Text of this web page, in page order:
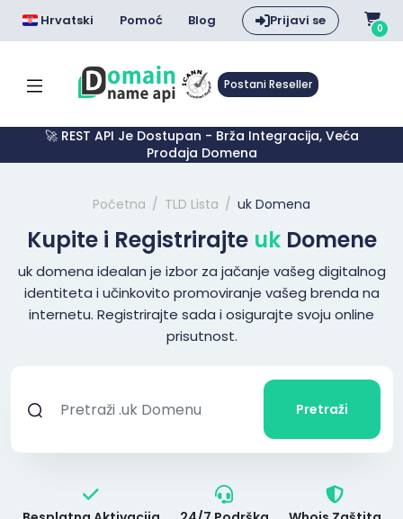
Hrvatski Pomoć Blog Prijavi se 0
Postani Reseller
🚀 REST API Je Dostupan - Brža Integracija, Veća
Prodaja Domena
Početna TLD Lista uk Domena
Kupite i Registrirajte ukDomene
uk domena idealan je izbor za jačanje vašeg digitalnog
identiteta i učinkovito promoviranje vašeg brenda na
internetu. Registrirajte sada i osigurajte svoju online
prisutnost.
Pretraži